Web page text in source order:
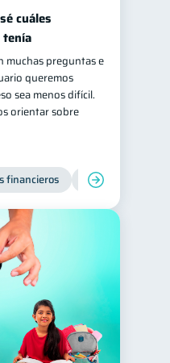
cuáles
muchas preguntas e
queremos
sea menos difícil.
orientar sobre
financieros Inclusión